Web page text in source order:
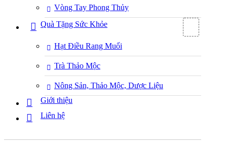
Vòng Tay Phong Thủy
Quà Tặng Sức Khỏe
Hạt Điều Rang Muối
Trà Thảo Mộc
Nông Sản, Thảo Mộc, Dược Liệu
Giới thiệu
Liên hệ